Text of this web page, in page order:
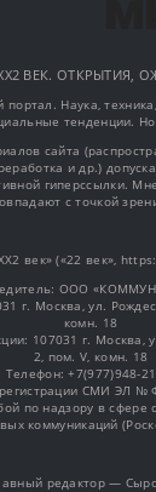
ВЕК. ОТКРЫТИЯ,
Наука,
тенденции.
сайта
и др.)
гиперссылки.
с точкой
век» («22 век»,
OOO
г. Москва, ул.
комн. 18
107031 г. Москва,
2, пом. V, комн. 18
Телефон: +7(977)948-
СМИ ЭЛ №
по надзору в сфере
коммуникаций
редактор —